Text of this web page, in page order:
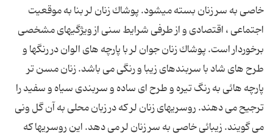
خاصى به سر زنان بسته مى‏شود. پوشاك زنان لر بنا به موقعیت
اجتماعی ، اقتصادی و از طرفی شرایط سنی از ویژگیهای مشخصی
برخوردار است. پوشاك زنان جوان لر با پارچه های الوان در رنگها و
طرح های شاد با سربندهای زیبا و رنگی می باشد. زنان مسن تر
پارچه هائی به رنگ تیره و طرح ای ساده و سربندی سیاه و سفید را
ترجیح می دهند. روسریهای زنان لر كه در زبان محلی به آن گل ونی
می گویند. زیبائی خاصی به سر زنان لر می دهد. این روسریها كه